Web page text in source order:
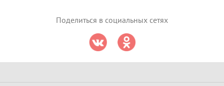
Поделиться в социальных сетях